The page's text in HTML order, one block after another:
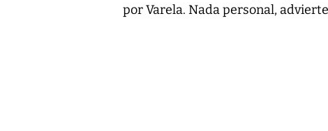
por Varela. Nada personal,